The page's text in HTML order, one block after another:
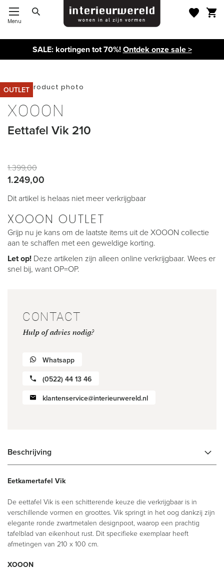
Menu
SALE: kortingen tot 70%!Ontdek onze sale >
Ga
naar
het
einde
de
afbeeldingen-
Ga
naar
het
van
OUTLET
XOOON
Eettafel Vik 210
1.399,00
1.249,00
Dit artikel is helaas niet meer verkrijgbaar
XOOON OUTLET
Grijp nu je kans om de laatste items uit de XOOON collectie
aan te schaffen met een geweldige korting.
Let op! Deze artikelen zijn alleen online verkrijgbaar. Wees er
snel bij, want OP=OP.
CONTACT
Hulp of advies nodig?
Whatsapp
(0522) 44 13 46
klantenservice@interieurwereld.nl
Beschrijving
Eetkamertafel Vik
De eettafel Vik is een schitterende keuze die verkrijgbaar is in
verschillende vormen en groottes. Vik springt in het oog dankzij zijn
elegante ronde zwartmetalen designpoot, waarop een prachtig
tafelblad van eikenhout rust. Dit specifieke exemplaar heeft
afmetingen van 210 x 100 cm.
XOOON